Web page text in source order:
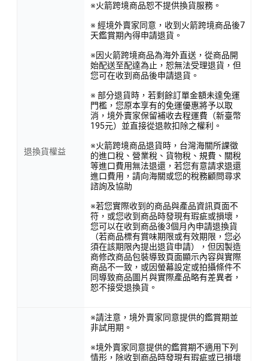
退換貨權益
※火箭跨境商品恕不提供換貨服務。
※ 經境外賣家同意，收到火箭跨境商品後7
天鑑賞期內得申請退貨。
※因火箭跨境商品為海外直送，從商品開
始配送至配達為止，恕無法受理退貨，但
您可在收到商品後申請退貨。
※ 部分退貨時，若剩餘訂單金額未達免運
門檻，您原本享有的免運優惠將予以取
消，境外賣家保留補收去程運費（新臺幣
195元）並直接從退款扣除之權利。
※火箭跨境商品退貨時，台灣海關所課徵
的進口稅、營業稅、貨物稅、規費、關稅
等進口費用無法退還，若您有意請求退還
進口費用，請向海關或您的稅務顧問尋求
諮詢及協助
※若您實際收到的商品與產品資訊頁面不
符，或您收到商品時發現有瑕疵或損壞，
您可以在收到商品後3個月內申請退換貨
（若商品標有賞味期限或有效期限，您必
須在該期限內提出退貨申請），但因製造
商修改商品包裝導致頁面顯示內容與實際
商品不一致，或因螢幕設定或拍攝條件不
同導致商品圖片與實際產品略有差異者，
恕不接受退換貨。
※請注意，境外賣家同意提供的鑑賞期並
非試用期。
※境外賣家同意提供的鑑賞期不適用下列
情形，除收到商品時發現有瑕疵或已損壞